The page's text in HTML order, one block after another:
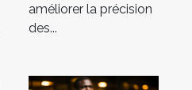
améliorer la précision
des...